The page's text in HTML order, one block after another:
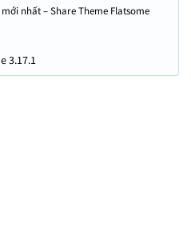
nhất – Share Theme Flatsome
3.17.1